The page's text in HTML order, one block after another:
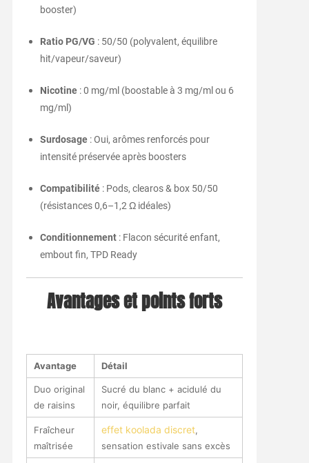
booster)
Ratio PG/VG : 50/50 (polyvalent, équilibre
hit/vapeur/saveur)
Nicotine: 0 mg/ml (boostable à 3 mg/ml ou 6
mg/ml)
Surdosage: Oui, arômes renforcés pour
intensité préservée après boosters
Compatibilité: Pods, clearos & box 50/50
(résistances 0,6–1,2 Ω idéales)
Conditionnement: Flacon sécurité enfant,
embout fin, TPD Ready
Avantages et points forts
Avantage Détail
Duo original
de raisins
Sucré du blanc + acidulé du
noir, équilibre parfait
Fraîcheur
maîtrisée
effet koolada discret,
sensation estivale sans excès